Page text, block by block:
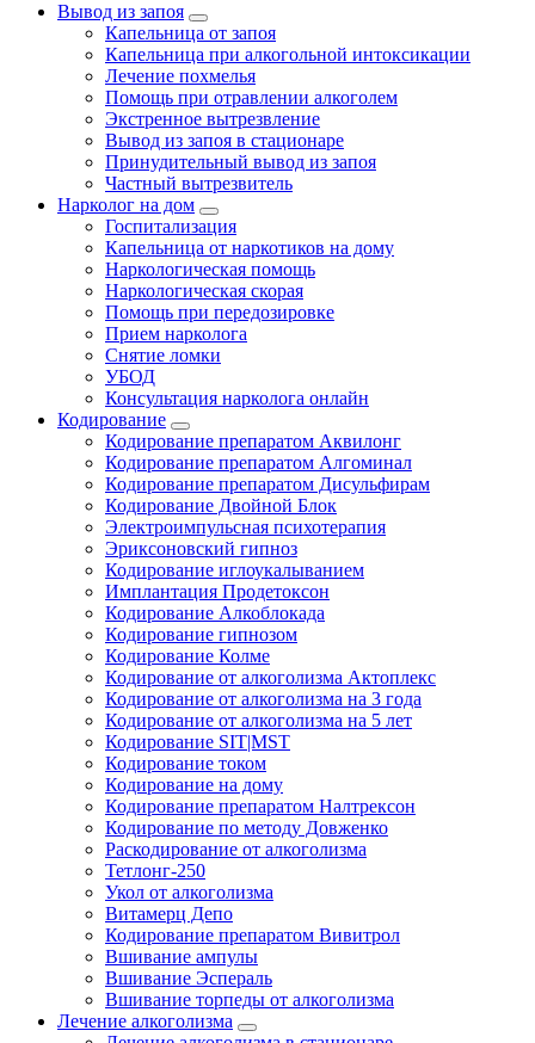
Вывод из запоя
Капельница от запоя
Капельница при алкогольной интоксикации
Лечение похмелья
Помощь при отравлении алкоголем
Экстренное вытрезвление
Вывод из запоя в стационаре
Принудительный вывод из запоя
Частный вытрезвитель
Нарколог на дом
Госпитализация
Капельница от наркотиков на дому
Наркологическая помощь
Наркологическая скорая
Помощь при передозировке
Прием нарколога
Снятие ломки
УБОД
Консультация нарколога онлайн
Кодирование
Кодирование препаратом Аквилонг
Кодирование препаратом Алгоминал
Кодирование препаратом Дисульфирам
Кодирование Двойной Блок
Электроимпульсная психотерапия
Эриксоновский гипноз
Кодирование иглоукалыванием
Имплантация Продетоксон
Кодирование Алкоблокада
Кодирование гипнозом
Кодирование Колме
Кодирование от алкоголизма Актоплекс
Кодирование от алкоголизма на 3 года
Кодирование от алкоголизма на 5 лет
Кодирование SIT|MST
Кодирование током
Кодирование на дому
Кодирование препаратом Налтрексон
Кодирование по методу Довженко
Раскодирование от алкоголизма
Тетлонг-250
Укол от алкоголизма
Витамерц Депо
Кодирование препаратом Вивитрол
Вшивание ампулы
Вшивание Эспераль
Вшивание торпеды от алкоголизма
Лечение алкоголизма